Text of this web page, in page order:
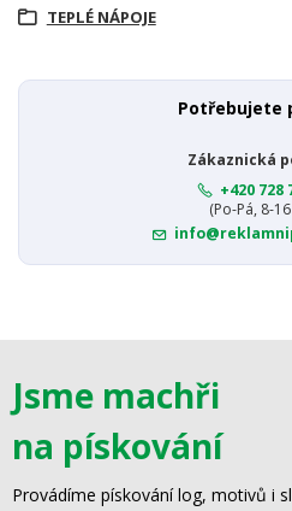
TEPLÉ NÁPOJE
Potřebujete
Zákaznická
+420 728
(Po-Pá, 8-
Jsme machři
na pískování
Provádíme pískování log, motivů i